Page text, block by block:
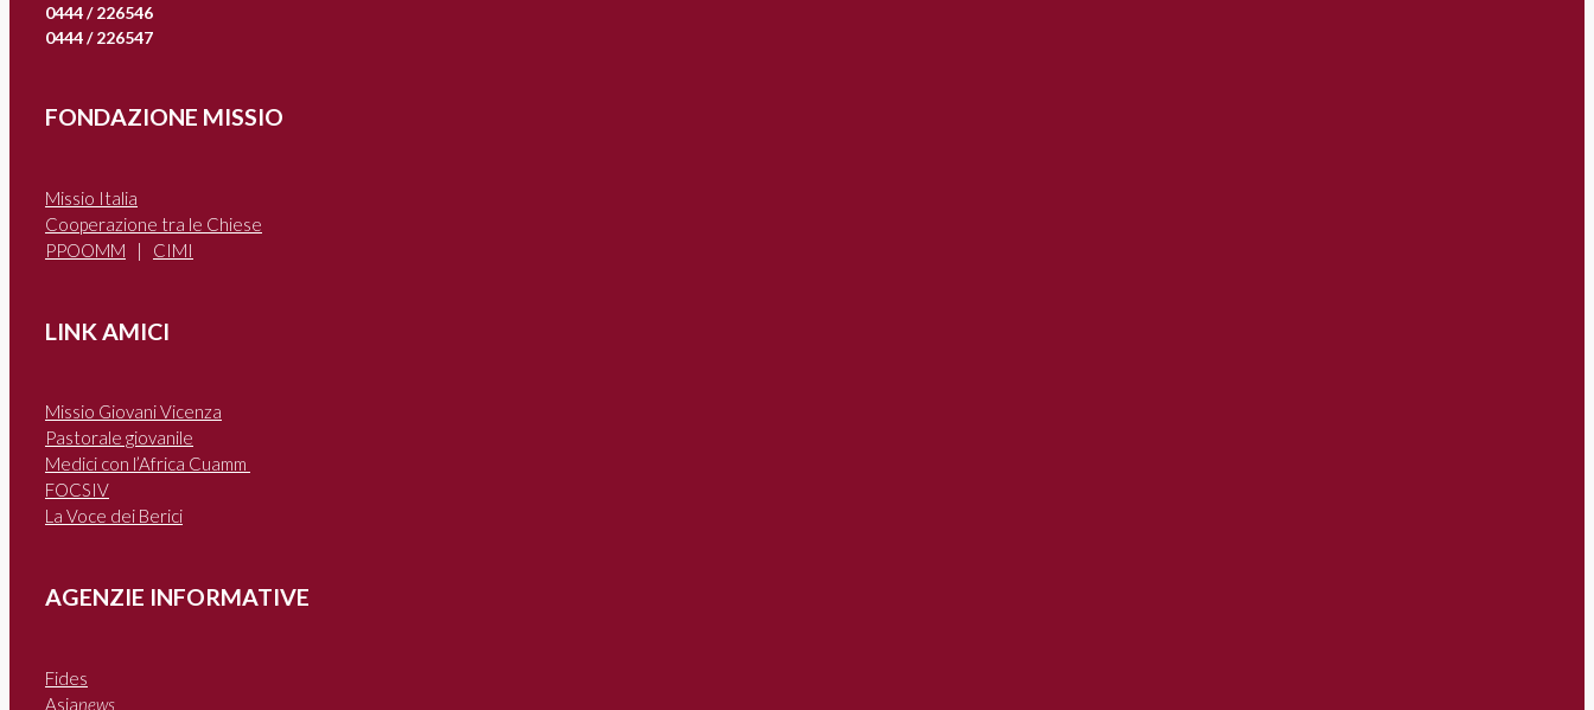
0444 / 226546
0444 / 226547
FONDAZIONE MISSIO
Missio Italia
Cooperazione tra le Chiese
PPOOMM | CIMI
LINK AMICI
Missio Giovani Vicenza
Pastorale giovanile
Medici con l’Africa Cuamm
FOCSIV
La Voce dei Berici
AGENZIE INFORMATIVE
Fides
Asianews